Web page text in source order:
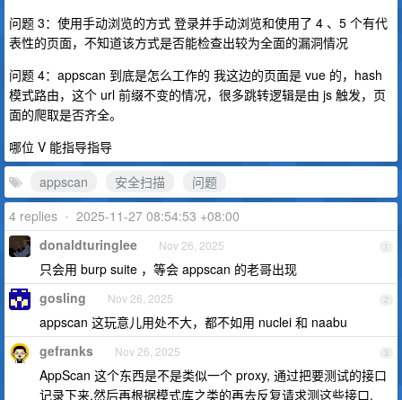
问题 3：使用手动浏览的方式 登录并手动浏览和使用了 4 、5 个有代
表性的页面，不知道该方式是否能检查出较为全面的漏洞情况
问题 4：appscan 到底是怎么工作的 我这边的页面是 vue 的，hash
模式路由，这个 url 前缀不变的情况，很多跳转逻辑是由 js 触发，页
面的爬取是否齐全。
哪位 V 能指导指导
appscan
安全扫描
问题
4 replies • 2025-11-27 08:54:53 +08:00
1
donaldturinglee Nov 26, 2025
只会用 burp suite ，等会 appscan 的老哥出现
2
gosling Nov 26, 2025
appscan 这玩意儿用处不大，都不如用 nuclei 和 naabu
3
gefranks Nov 26, 2025
AppScan 这个东西是不是类似一个 proxy, 通过把要测试的接口
记录下来,然后再根据模式库之类的再去反复请求测这些接口.